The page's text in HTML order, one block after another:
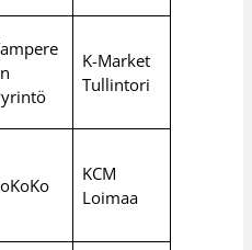
K-Market
Tullintori
KCM
Loimaa